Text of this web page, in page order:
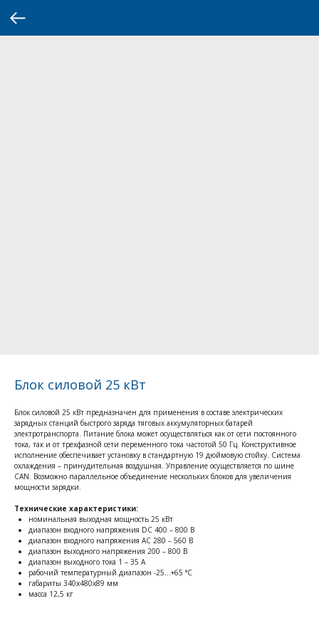
Блок силовой 25 кВт
Блок силовой 25 кВт предназначен для применения в составе электрических
зарядных станций быстрого заряда тяговых аккумуляторных батарей
электротранспорта. Питание блока может осуществляться как от сети постоянного
тока, так и от трехфазной сети переменного тока частотой 50 Гц. Конструктивное
исполнение обеспечивает установку в стандартную 19 дюймовую стойку. Система
охлаждения – принудительная воздушная. Управление осуществляется по шине
CAN. Возможно параллельное объединение нескольких блоков для увеличения
мощности зарядки.
Технические характеристики:
номинальная выходная мощность 25 кВт
диапазон входного напряжения DC 400 – 800 В
диапазон входного напряжения AC 280 – 560 В
диапазон выходного напряжения 200 – 800 В
диапазон выходного тока 1 – 35 А
рабочий температурный диапазон -25…+65 °C
габариты 340х480х89 мм
масса 12,5 кг